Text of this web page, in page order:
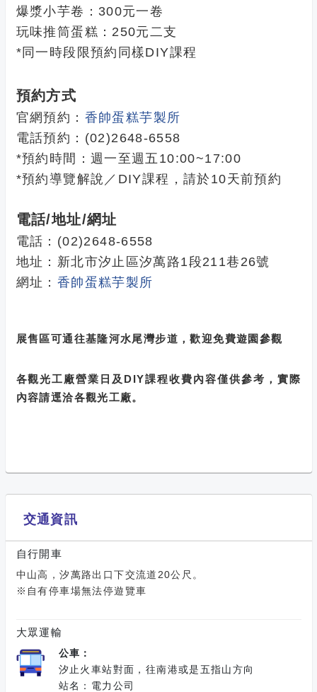
爆漿小芋卷：300元一卷
玩味推筒蛋糕：250元二支
*同一時段限預約同樣DIY課程
預約方式
官網預約： 香帥蛋糕芋製所
電話預約：(02)2648-6558
*預約時間：週一至週五10:00~17:00
*預約導覽解說／DIY課程，請於10天前預約
電話/地址/網址
電話：(02)2648-6558
地址：新北市汐止區汐萬路1段211巷26號
網址： 香帥蛋糕芋製所
展售區可通往基隆河水尾灣步道，歡迎免費遊園參觀
各觀光工廠營業日及DIY課程收費內容僅供參考，實際
內容請逕洽各觀光工廠。
交通資訊
自行開車
中山高，汐萬路出口下交流道20公尺。
※自有停車場無法停遊覽車
大眾運輸
公車：
汐止火車站對面，往南港或是五指山方向
站名：電力公司